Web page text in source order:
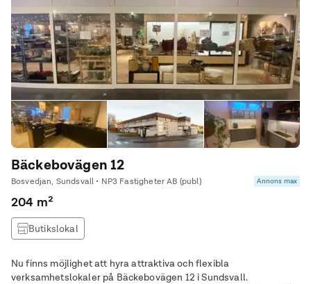
Bäckebovägen 12
Bosvedjan, Sundsvall • NP3 Fastigheter AB (publ) Annons max
204 m²
Butikslokal
Nu finns möjlighet att hyra attraktiva och flexibla
verksamhetslokaler på Bäckebovägen 12 i Sundsvall.